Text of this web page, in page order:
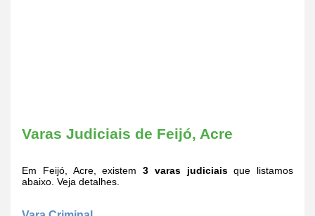
Varas Judiciais de Feijó, Acre
Em Feijó, Acre, existem 3 varas judiciaisque listamos
abaixo. Veja detalhes.